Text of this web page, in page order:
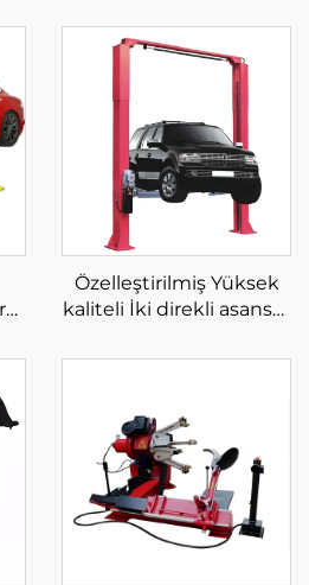
Özelleştirilmiş Yüksek
kaliteli İki direkli asansör
asansör CE ile